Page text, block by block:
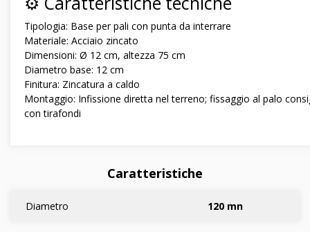
Tipologia: Base per pali con punta da interrare
Materiale: Acciaio zincato
Dimensioni: Ø 12 cm, altezza 75 cm
Diametro base: 12 cm
Finitura: Zincatura a caldo
Montaggio: Infissione diretta nel terreno; fissaggio al palo
con tirafondi
Caratteristiche
Diametro 120 mn